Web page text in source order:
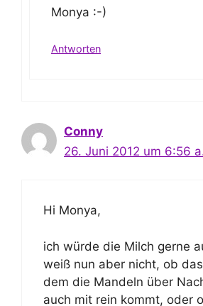
Monya :-)
Antworten
Conny
26. Juni 2012 um 6:56
Hi Monya,
ich würde die Milch gerne
weiß nun aber nicht, ob
dem die Mandeln über
auch mit rein kommt, oder